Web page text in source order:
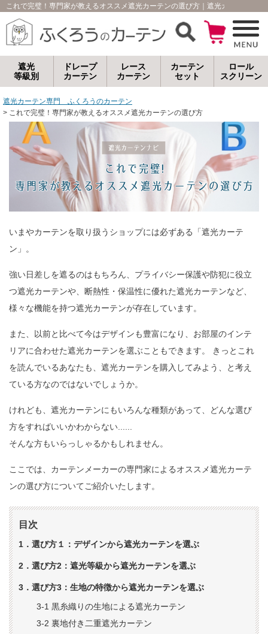
これで完璧！専門家が教えるオススメ遮光カーテンの選び方 ｜遮光カーテン通
遮光
等級別
ドレープ
カーテン
レース
カーテン
カーテン
セット
ロール
スクリーン
遮光カーテン専門 ふくろうのカーテン
これで完璧！専門家が教えるオススメ遮光カーテンの選び方
いまやカーテンを取り扱うショップには必ずある「遮光カーテ
ン」。
強い日差しを遮るのはもちろん、プライバシー保護や防犯に役立
つ遮光カーテンや、断熱性・保温性に優れた遮光カーテンなど、
様々な機能を持つ遮光カーテンが存在しています。
また、以前と比べて今はデザインも豊富になり、お部屋のインテ
リアに合わせた遮光カーテンを選ぶこともできます。 きっとこれ
を読んでいるあなたも、遮光カーテンを購入してみよう、と考え
ている方なのではないでしょうか。
けれども、遮光カーテンにもいろんな種類があって、どんな選び
方をすればいいかわからない......
そんな方もいらっしゃるかもしれません。
ここでは、カーテンメーカーの専門家によるオススメ遮光カーテ
ンの選び方についてご紹介いたします。
目次
1．選び方１：デザインから遮光カーテンを選ぶ
2．選び方2：遮光等級から遮光カーテンを選ぶ
3．選び方3：生地の特徴から遮光カーテンを選ぶ
3-1 黒糸織りの生地による遮光カーテン
3-2 裏地付き二重遮光カーテン